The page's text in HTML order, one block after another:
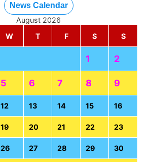
News Calendar
August 2026
W T F S S
1 2
5 6 7 8 9
12 13 14 15 16
19 20 21 22 23
26 27 28 29 30